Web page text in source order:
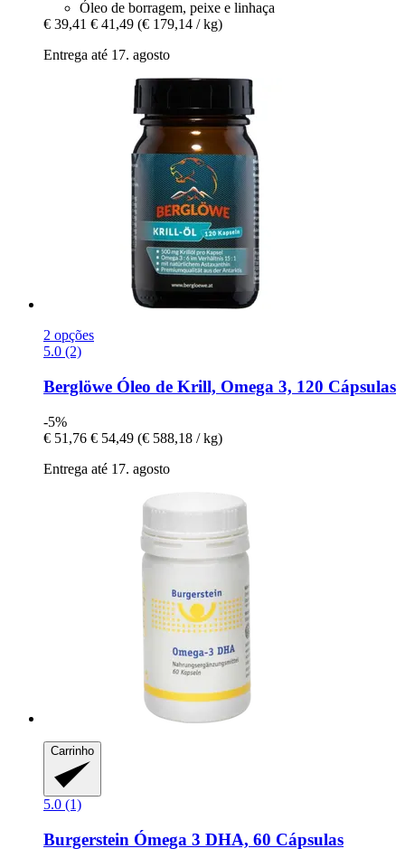
Óleo de borragem, peixe e linhaça
€ 39,41 € 41,49 (€ 179,14 / kg)
Entrega até 17. agosto
2 opções
5.0 (2)
Berglöwe Óleo de Krill, Omega 3, 120 Cápsulas
-5%
€ 51,76 € 54,49 (€ 588,18 / kg)
Entrega até 17. agosto
Carrinho
5.0 (1)
Burgerstein Ómega 3 DHA, 60 Cápsulas